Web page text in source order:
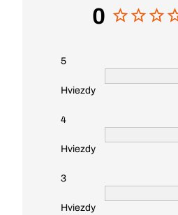
0
5
Hviezdy
4
Hviezdy
3
Hviezdy